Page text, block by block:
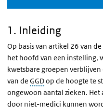
1. Inleiding
Op basis van artikel 26 van
het hoofd van een instelling,
kwetsbare groepen
van de GGDop de hoogte te
ongewoon aantal zieken.
door niet-medici kunnen